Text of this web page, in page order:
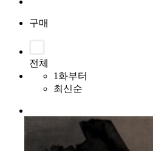
구매
전체
1화부터
최신순